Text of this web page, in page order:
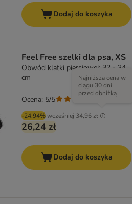
Dodaj do koszyka
Feel Free szelki dla psa, XS
Obwód klatki piersiowej: 32 - 34
cm
-24.94%wcześniej 34,96 zł
Najniższa cena w
ciągu 30 dni
przed obniżką
26,24 zł
Ocena: 5/5
Dodaj do koszyka